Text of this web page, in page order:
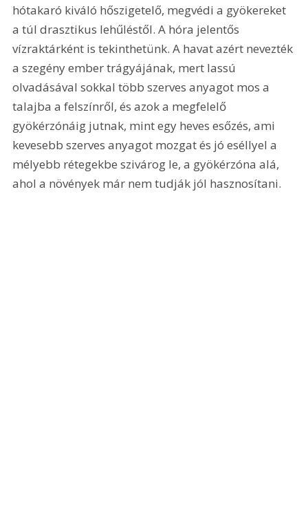
hótakaró kiváló hőszigetelő, megvédi a gyökereket
a túl drasztikus lehűléstől. A hóra jelentős
vízraktárként is tekinthetünk. A havat azért nevezték
a szegény ember trágyájának, mert lassú
olvadásával sokkal több szerves anyagot mos a
talajba a felszínről, és azok a megfelelő
gyökérzónáig jutnak, mint egy heves esőzés, ami
kevesebb szerves anyagot mozgat és jó eséllyel a
mélyebb rétegekbe szivárog le, a gyökérzóna alá,
ahol a növények már nem tudják jól hasznosítani.